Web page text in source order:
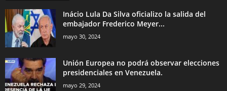
Inácio Lula Da Silva oficializo la salida del
embajador Frederico Meyer...
mayo 30, 2024
Unión Europea no podrá observar elecciones
presidenciales en Venezuela.
mayo 29, 2024